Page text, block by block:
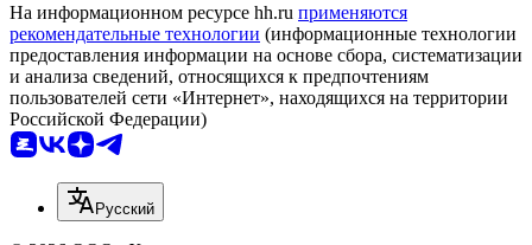
На информационном ресурсе hh.ru применяются
рекомендательные технологии (информационные технологии
предоставления информации на основе сбора, систематизации
и анализа сведений, относящихся к предпочтениям
пользователей сети «Интернет», находящихся на территории
Российской Федерации)
Русский